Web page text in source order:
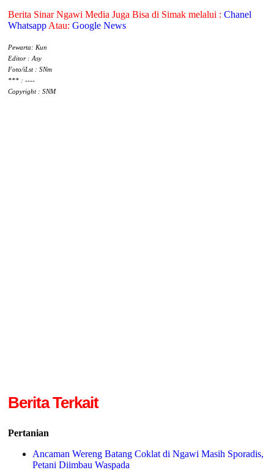
Berita Sinar Ngawi Media Juga Bisa di Simak melalui : Chanel
Whatsapp Atau: Google News
Pewarta: Kun
Editor : Asy
Foto/iLst : SNm
*** : ----
Copyright : SNM
Berita Terkait
Pertanian
Ancaman Wereng Batang Coklat di Ngawi Masih Sporadis,
Petani Diimbau Waspada